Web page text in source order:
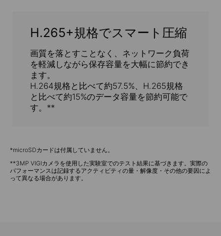
H.265+規格でスマート圧縮
画質を落とすことなく、ネットワーク負荷
を軽減しながら保存容量を大幅に節約でき
ます。
H.264規格と比べて約57.5%、H.265規格
と比べて約15%のデータ容量を節約可能で
す。**
*microSDカードは付属していません。
**3MP VIGIカメラを使用した実験室でのテスト結果に基づきます。実際の
パフォーマンスは記録するアクティビティの量・解像度・その他の要因によ
って異なる場合があります。